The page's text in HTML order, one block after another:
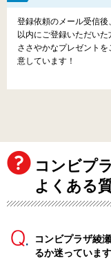
登録依頼のメール受信後
以内にご登録いただいた
ささやかなプレゼントを
意しています！
コンビプ
よくある
コンビプラザ綾
るか迷っていま